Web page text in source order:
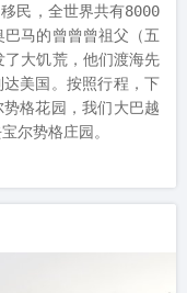
民，全世界共有8000
马的曾曾曾祖父（五
大饥荒，他们渡海先
美国。按照行程，下
格花园，我们大巴越
尔势格庄园。